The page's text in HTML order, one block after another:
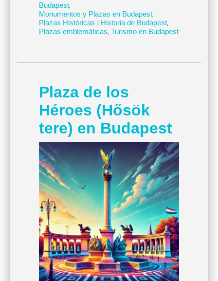
Budapest,
Monumentos y Plazas en Budapest,
Plazas Históricas | Historia de Budapest,
Plazas emblemáticas, Turismo en Budapest
Plaza de los
Héroes (Hősök
tere) en Budapest